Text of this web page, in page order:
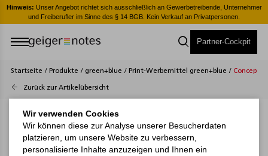
Hinweis: Unser Angebot richtet sich ausschließlich an Gewerbetreibende, Unternehmer
und Freiberufler im Sinne des § 14 BGB. Kein Verkauf an Privatpersonen.
Partner-Cockpit
Startseite / Produkte / green+blue / Print-Werbemittel green+blue / Concept-
Zurück zur Artikelübersicht
Wir verwenden Cookies
Wir können diese zur Analyse unserer Besucherdaten
platzieren, um unsere Website zu verbessern,
personalisierte Inhalte anzuzeigen und Ihnen ein